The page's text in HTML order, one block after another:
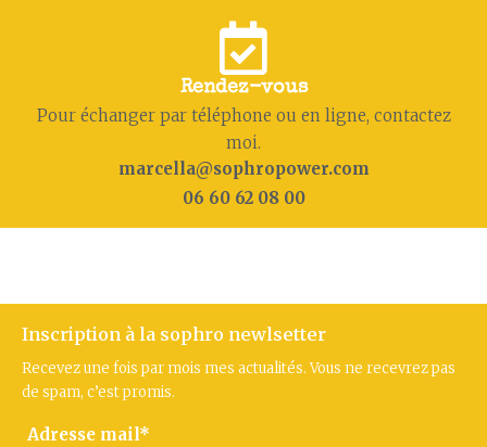
Rendez-vous
Pour échanger par téléphone ou en ligne, contactez
moi.
marcella@sophropower.com
06 60 62 08 00
Inscription à la sophro newlsetter
Recevez une fois par mois mes actualités. Vous ne recevrez pas
de spam, c’est promis.
Adresse mail*